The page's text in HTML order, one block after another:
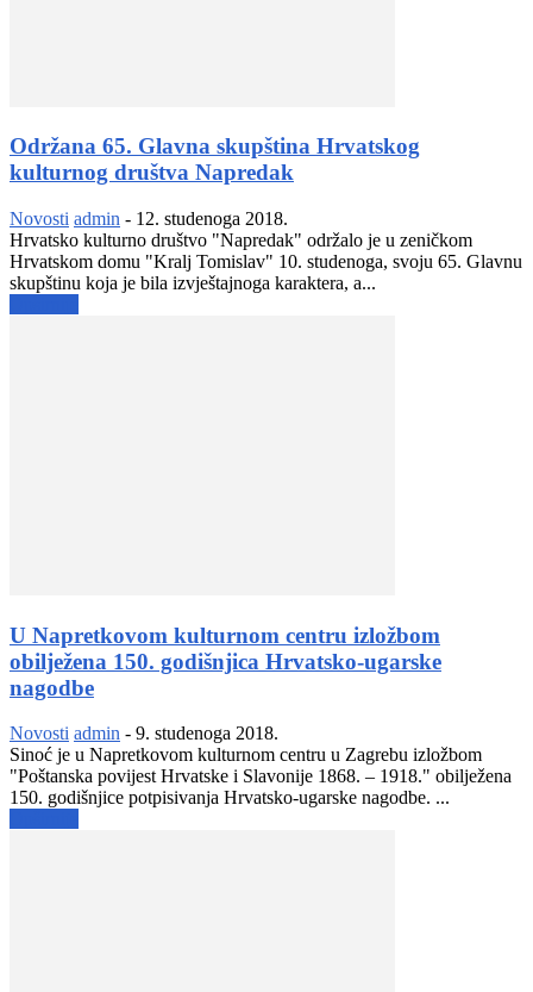
Održana 65. Glavna skupština Hrvatskog
kulturnog društva Napredak
Novosti admin - 12. studenoga 2018.
Hrvatsko kulturno društvo "Napredak" održalo je u zeničkom
Hrvatskom domu "Kralj Tomislav" 10. studenoga, svoju 65. Glavnu
skupštinu koja je bila izvještajnoga karaktera, a...
U Napretkovom kulturnom centru izložbom
obilježena 150. godišnjica Hrvatsko-ugarske
nagodbe
Novosti admin - 9. studenoga 2018.
Sinoć je u Napretkovom kulturnom centru u Zagrebu izložbom
"Poštanska povijest Hrvatske i Slavonije 1868. – 1918." obilježena
150. godišnjice potpisivanja Hrvatsko-ugarske nagodbe. ...